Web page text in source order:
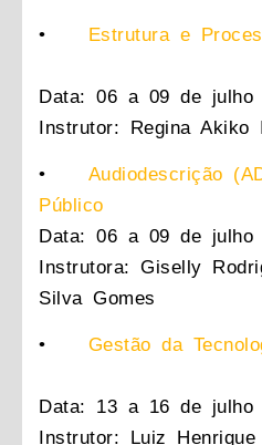
• Estrutura e
Data: 06 a 09 de julho
Instrutor: Regina
• Audiodescrição
Público
Data: 06 a 09 de julho
Instrutora: Giselly
Silva Gomes
• Gestão da
Data: 13 a 16 de julho
Instrutor: Luiz